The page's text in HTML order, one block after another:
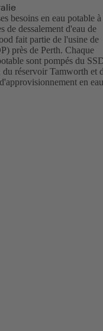
besoins en eau potable à
de dessalement d'eau de
fait partie de l'usine de
près de Perth. Chaque
sont pompés du
du réservoir Tamworth et
en eau